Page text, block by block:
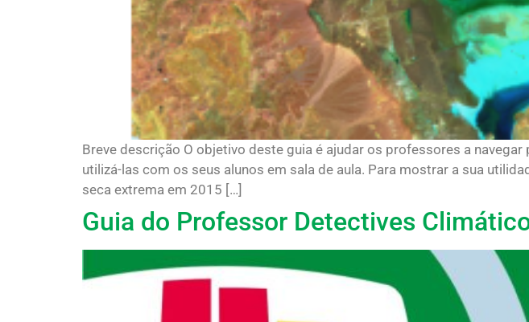
Breve descrição O objetivo deste guia é ajudar os professores a
utilizá-las com os seus alunos em sala de aula. Para mostrar a sua
seca extrema em 2015 […]
Guia do Professor Detectives